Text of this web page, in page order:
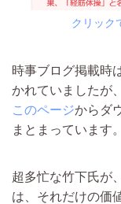
クリック
時事ブログ掲載時
かれていましたが、
このページからダ
まとまっています。
超多忙な竹下氏が
は、それだけの価